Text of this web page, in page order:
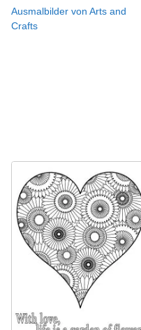
Ausmalbilder von Arts and
Crafts